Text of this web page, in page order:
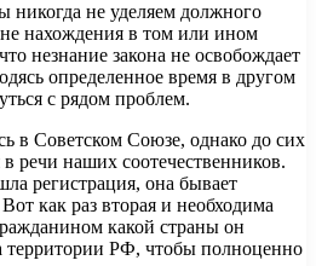
никогда не уделяем должного
нахождения в том или ином
незнание закона не освобождает
определенное время в другом
с рядом проблем.
в Советском Союзе, однако до сих
речи наших соотечественников.
регистрация, она бывает
как раз вторая и необходима
какой страны он
территории РФ, чтобы полноценно